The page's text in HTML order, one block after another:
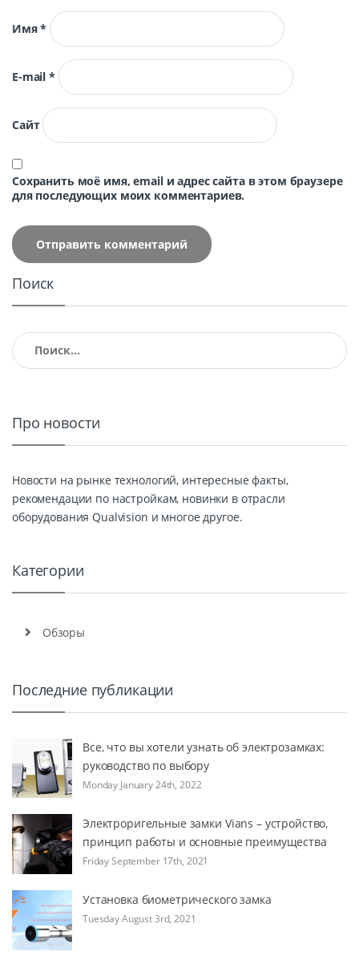
Имя*
E-mail*
Сайт
Сохранить моё имя, email и адрес сайта в этом браузере
для последующих моих комментариев.
Поиск
Найти:
Про новости
Новости на рынке технологий, интересные факты,
рекомендации по настройкам, новинки в отрасли
оборудования Qualvision и многое другое.
Категории
Обзоры
Последние публикации
Все, что вы хотели узнать об электрозамках:
руководство по выбору
Monday January 24th, 2022
Электроригельные замки Vians – устройство,
принцип работы и основные преимущества
Friday September 17th, 2021
Установка биометрического замка
Tuesday August 3rd, 2021